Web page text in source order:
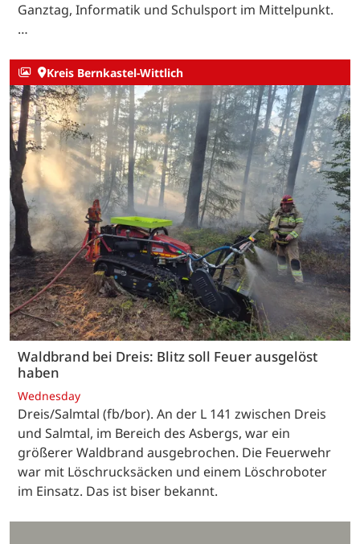
Ganztag, Informatik und Schulsport im Mittelpunkt.
…
Kreis Bernkastel-Wittlich
Waldbrand bei Dreis: Blitz soll Feuer ausgelöst
haben
Wednesday
Dreis/Salmtal (fb/bor). An der L 141 zwischen Dreis
und Salmtal, im Bereich des Asbergs, war ein
größerer Waldbrand ausgebrochen. Die Feuerwehr
war mit Löschrucksäcken und einem Löschroboter
im Einsatz. Das ist biser bekannt.